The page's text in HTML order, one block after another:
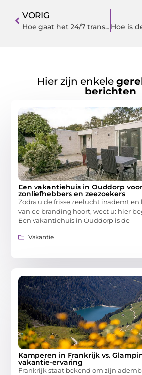
VORIG
Hoe gaat het 24/7 transport in zijn werk?
Hier zijn enkele
berichten
Een vakantiehuis in Ouddorp voor
zonliefhebbers en zeezoekers
Zodra u de frisse zeelucht inademt en
van de branding hoort, weet u: hier
Een vakantiehuis in Ouddorp is de
Vakantie
Kamperen in Frankrijk vs.
vakantie-ervaring
Frankrijk staat bekend om zijn